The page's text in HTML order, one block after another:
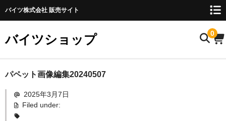
バイツ株式会社 販売サイト
バイツショップ 0
ホーム
商品について
お名前検索
パペット画像編集20240507
2025年3月7日
Filed under: